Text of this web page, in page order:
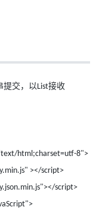
提交，以List接收
html;charset=utf-8">
></script>
script>